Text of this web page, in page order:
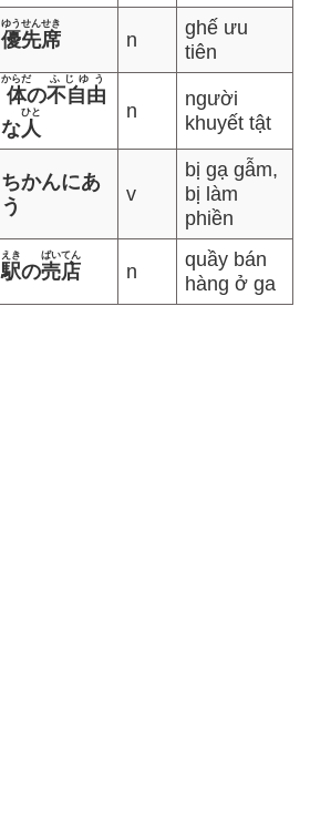
優先席
ゆうせんせき
n
ghế ưu
tiên
体
からだ
の不自由
ふじゆう
な人
ひと n
người
khuyết tật
ちかんにあ
う
v
bị gạ gẫm,
bị làm
phiền
駅
えき
の売店
ばいてん
n
quầy bán
hàng ở ga